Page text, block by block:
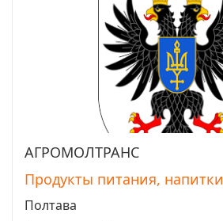
АГРОМОЛТРАНС
Продукты питания, напитки
Полтава